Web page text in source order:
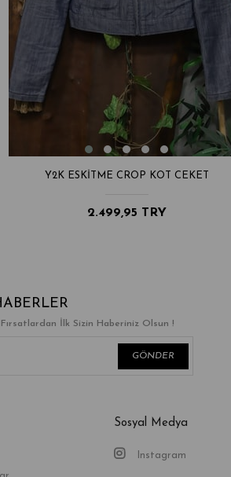
Y2K ESKITME CROP KOT CEKET
2.499,95 TRY
İlk Sizin Haberiniz Olsun !
GÖNDER
Sosyal Medya
Instagram